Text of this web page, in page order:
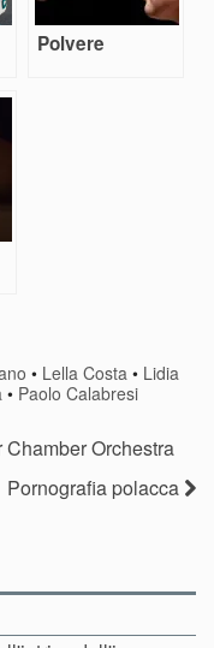
Polvere
• Lella Costa • Lidia
• Paolo Calabresi
Orchestra
Pornografia polacca